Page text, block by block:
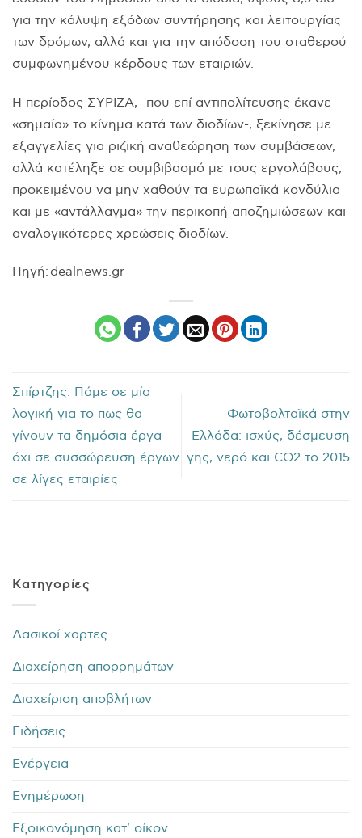
για την κάλυψη εξόδων συντήρησης και λειτουργίας
των δρόμων, αλλά και για την απόδοση του σταθερού
συμφωνημένου κέρδους των εταιριών.
H περίοδος ΣYPIZA, -που επί αντιπολίτευσης έκανε
«σημαία» το κίνημα κατά των διοδίων-, ξεκίνησε με
εξαγγελίες για ριζική αναθεώρηση των συμβάσεων,
αλλά κατέληξε σε συμβιβασμό με τους εργολάβους,
προκειμένου να μην χαθούν τα ευρωπαϊκά κονδύλια
και με «αντάλλαγμα» την περικοπή αποζημιώσεων και
αναλογικότερες χρεώσεις διοδίων.
Πηγή: dealnews.gr
Σπίρτζης: Πάμε σε μία
λογική για το πως θα
γίνουν τα δημόσια έργα-
όχι σε συσσώρευση έργων
σε λίγες εταιρίες
Φωτοβολταϊκά στην
Ελλάδα: ισχύς, δέσμευση
γης, νερό και CO2 το 2015
Kατηγορίες
Δασικοί χαρτες
Διαχείρηση απορρημάτων
Διαχείριση αποβλήτων
Ειδήσεις
Ενέργεια
Ενημέρωση
Εξοικονόμηση κατ' οίκον